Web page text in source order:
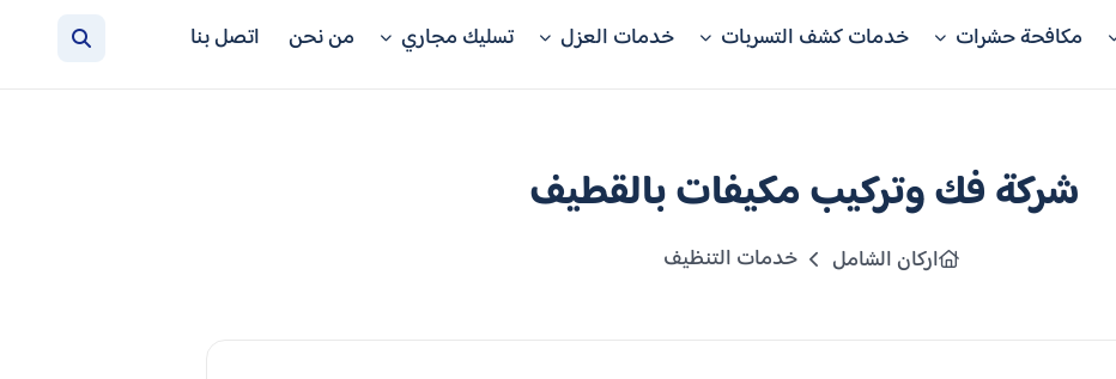
مكافحة حشرات خدمات كشف التسربات خدمات العزل تسليك مجاري من نحن اتصل بنا
شركة فك وتركيب مكيفات بالقطيف
اركان الشامل خدمات التنظيف